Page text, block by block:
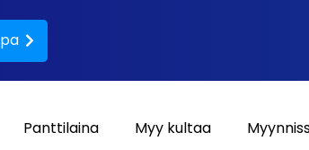
Panttilaina Myy kultaa